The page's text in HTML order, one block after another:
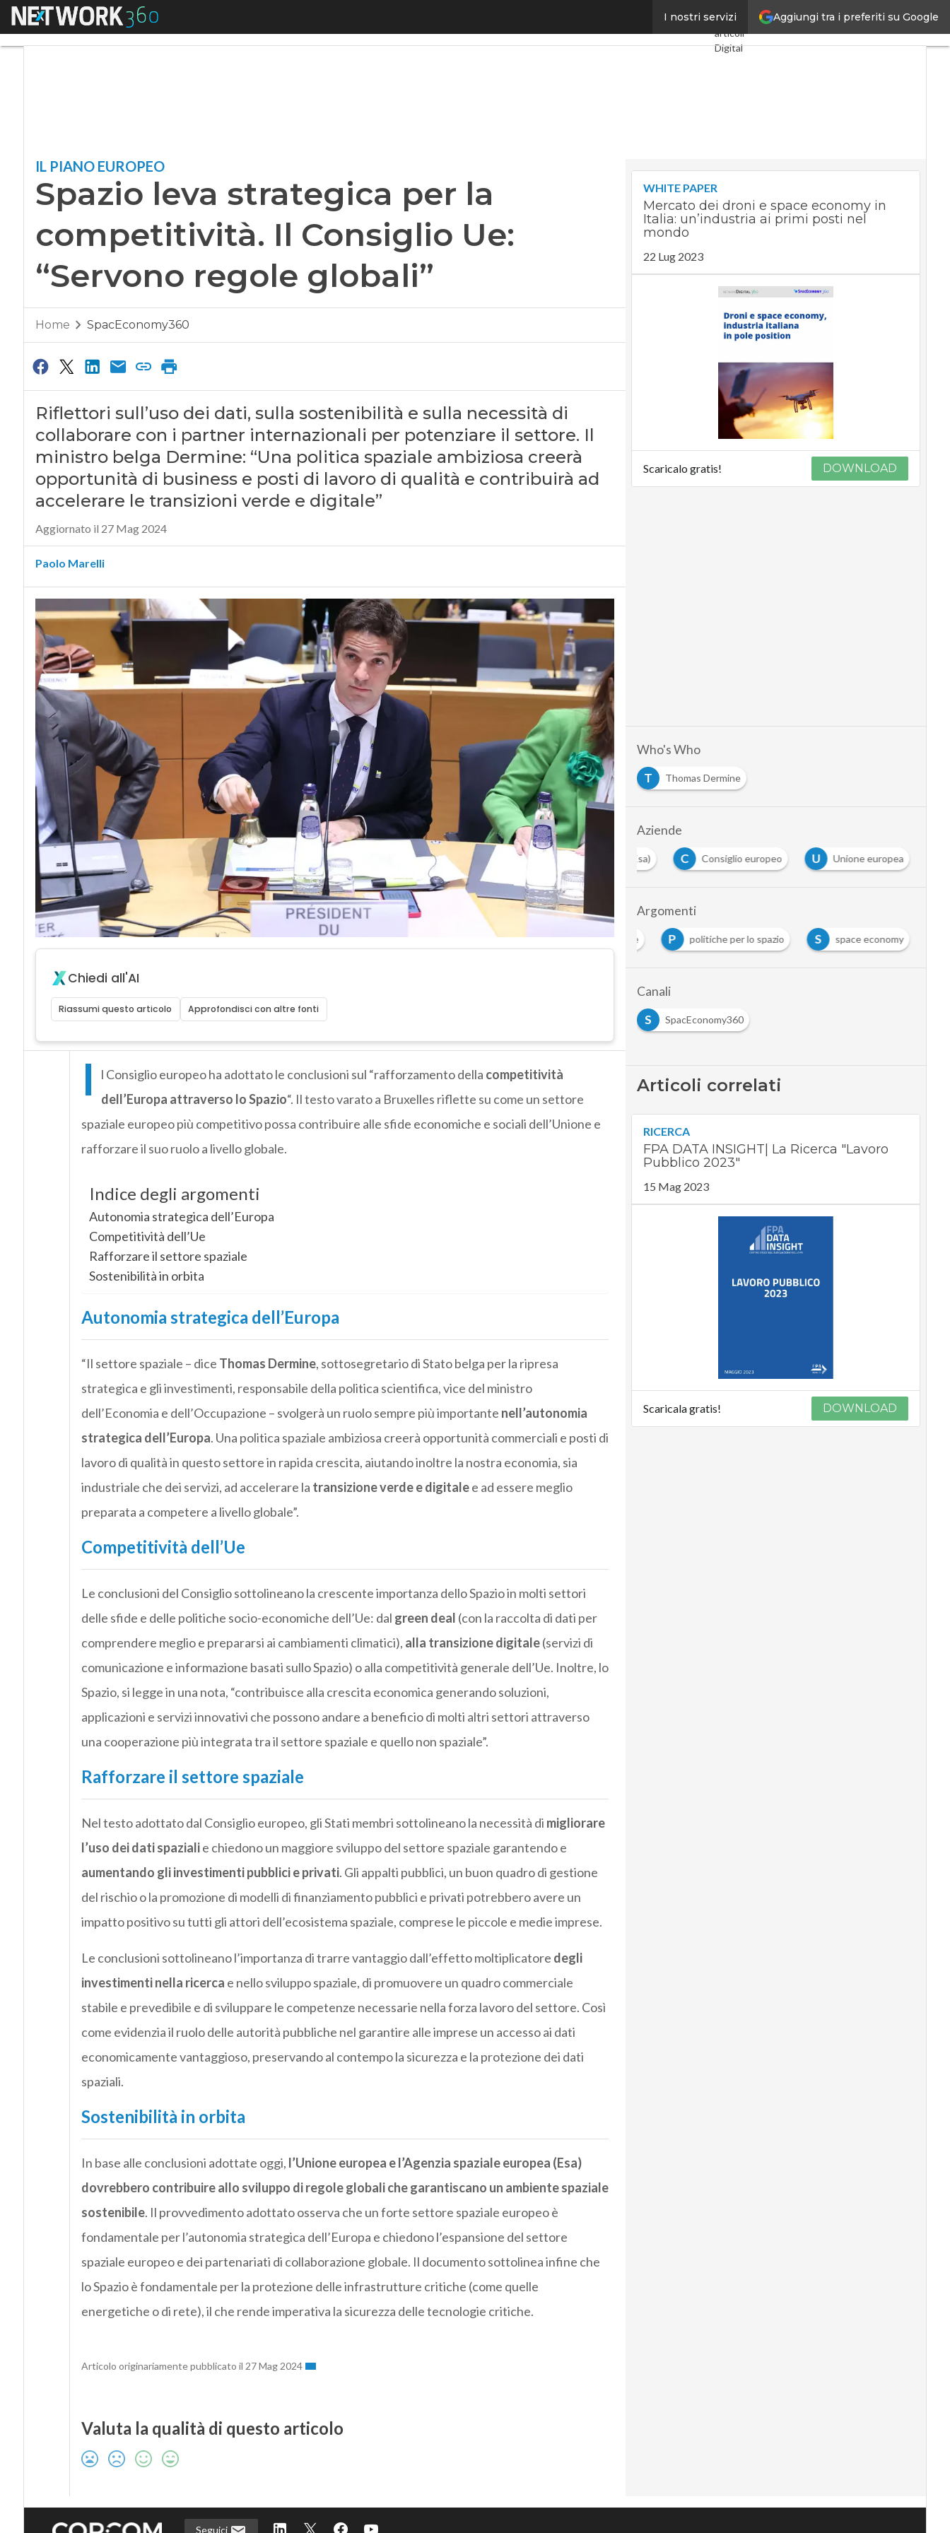
Aggiungi tra i preferiti su Google
I nostri servizi
Menu Spazio leva strategica per la competitività. Il Consiglio Ue: “Servono regole globali”Ultimi
articoli
Digital
Intelligenza
artificiale
Videointerviste
Podcast
Privacy
IL PIANO EUROPEO
Spazio leva strategica per la
competitività. Il Consiglio Ue:
“Servono regole globali”
Home SpacEconomy360
Riflettori sull’uso dei dati, sulla sostenibilità e sulla necessità di
collaborare con i partner internazionali per potenziare il settore. Il
ministro belga Dermine: “Una politica spaziale ambiziosa creerà
opportunità di business e posti di lavoro di qualità e contribuirà ad
accelerare le transizioni verde e digitale”
Aggiornato il 27 Mag 2024
Paolo Marelli
Chiedi all'AI
Riassumi questo articolo Approfondisci con altre fonti
I l Consiglio europeo ha adottato le conclusioni sul “rafforzamento della competitività
dell’Europa attraverso lo Spazio“. Il testo varato a Bruxelles riflette su come un settore
spaziale europeo più competitivo possa contribuire alle sfide economiche e sociali dell’Unione e
rafforzare il suo ruolo a livello globale.
Indice degli argomenti
Autonomia strategica dell’Europa
Competitività dell’Ue
Rafforzare il settore spaziale
Sostenibilità in orbita
Autonomia strategica dell’Europa
“Il settore spaziale – dice Thomas Dermine, sottosegretario di Stato belga per la ripresa
strategica e gli investimenti, responsabile della politica scientifica, vice del ministro
dell’Economia e dell’Occupazione – svolgerà un ruolo sempre più importante nell’autonomia
strategica dell’Europa. Una politica spaziale ambiziosa creerà opportunità commerciali e posti di
lavoro di qualità in questo settore in rapida crescita, aiutando inoltre la nostra economia, sia
industriale che dei servizi, ad accelerare la transizione verde e digitalee ad essere meglio
preparata a competere a livello globale”.
Competitività dell’Ue
Le conclusioni del Consiglio sottolineano la crescente importanza dello Spazio in molti settori
delle sfide e delle politiche socio-economiche dell’Ue: dal green deal (con la raccolta di dati per
comprendere meglio e prepararsi ai cambiamenti climatici), alla transizione digitale(servizi di
comunicazione e informazione basati sullo Spazio) o alla competitività generale dell’Ue. Inoltre, lo
Spazio, si legge in una nota, “contribuisce alla crescita economica generando soluzioni,
applicazioni e servizi innovativi che possono andare a beneficio di molti altri settori attraverso
una cooperazione più integrata tra il settore spaziale e quello non spaziale”.
Rafforzare il settore spaziale
Nel testo adottato dal Consiglio europeo, gli Stati membri sottolineano la necessità di migliorare
l’uso dei dati spazialie chiedono un maggiore sviluppo del settore spaziale garantendo e
aumentando gli investimenti pubblici e privati. Gli appalti pubblici, un buon quadro di gestione
del rischio o la promozione di modelli di finanziamento pubblici e privati potrebbero avere un
impatto positivo su tutti gli attori dell’ecosistema spaziale, comprese le piccole e medie imprese.
Le conclusioni sottolineano l’importanza di trarre vantaggio dall’effetto moltiplicatore degli
investimenti nella ricerca e nello sviluppo spaziale, di promuovere un quadro commerciale
stabile e prevedibile e di sviluppare le competenze necessarie nella forza lavoro del settore. Così
come evidenzia il ruolo delle autorità pubbliche nel garantire alle imprese un accesso ai dati
economicamente vantaggioso, preservando al contempo la sicurezza e la protezione dei dati
spaziali.
Sostenibilità in orbita
In base alle conclusioni adottate oggi, l’Unione europea e l’Agenzia spaziale europea (Esa)
dovrebbero contribuire allo sviluppo di regole globali che garantiscano un ambiente spaziale
sostenibile. Il provvedimento adottato osserva che un forte settore spaziale europeo è
fondamentale per l’autonomia strategica dell’Europa e chiedono l’espansione del settore
spaziale europeo e dei partenariati di collaborazione globale. Il documento sottolinea infine che
lo Spazio è fondamentale per la protezione delle infrastrutture critiche (come quelle
energetiche o di rete), il che rende imperativa la sicurezza delle tecnologie critiche.
Articolo originariamente pubblicato il 27 Mag 2024
Valuta la qualità di questo articolo
WHITE PAPER
Mercato dei droni e space economy in
Italia: un’industria ai primi posti nel
mondo
22 Lug 2023
Scaricalo gratis! DOWNLOAD
Who's Who
T
Thomas Dermine
Aziende
agenzia spaziale europea (Esa) C Consiglio europeo U Unione europea
Argomenti
I
industria spaziale P politiche per lo spazio S space economy
Canali
S
SpacEconomy360
Articoli correlati
RICERCA
FPA DATA INSIGHT| La Ricerca "Lavoro
Pubblico 2023"
15 Mag 2023
Scaricala gratis! DOWNLOAD
Seguici